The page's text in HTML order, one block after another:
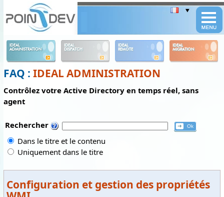
IDEAL
ADMINISTRATION
IDEAL
DISPATCH
IDEAL
REMOTE
IDEAL
MIGRATION
FAQ : IDEAL ADMINISTRATION
Contrôlez votre Active Directory en temps réel, sans
agent
Rechercher
Dans le titre et le contenu
Uniquement dans le titre
Configuration et gestion des propriétés
Panneau de gestion des cookies